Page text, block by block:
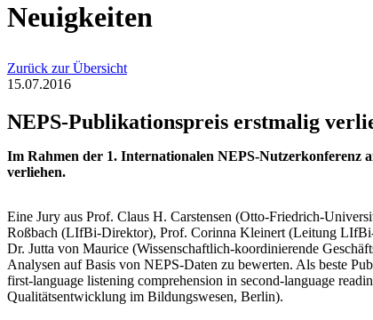
Neuigkeiten
Zurück zur Übersicht
15.07.2016
NEPS-Publikationspreis erstmalig
Im Rahmen der 1. Internationalen NEPS-Nutzerkonferenz
verliehen.
Eine Jury aus Prof. Claus H. Carstensen (Otto-Friedrich-
Roßbach (LIfBi-Direktor), Prof. Corinna Kleinert (Leitung
Dr. Jutta von Maurice (Wissenschaftlich-koordinierende
Analysen auf Basis von NEPS-Daten zu bewerten. Als beste
first-language listening comprehension in second-language
Qualitätsentwicklung im Bildungswesen, Berlin).